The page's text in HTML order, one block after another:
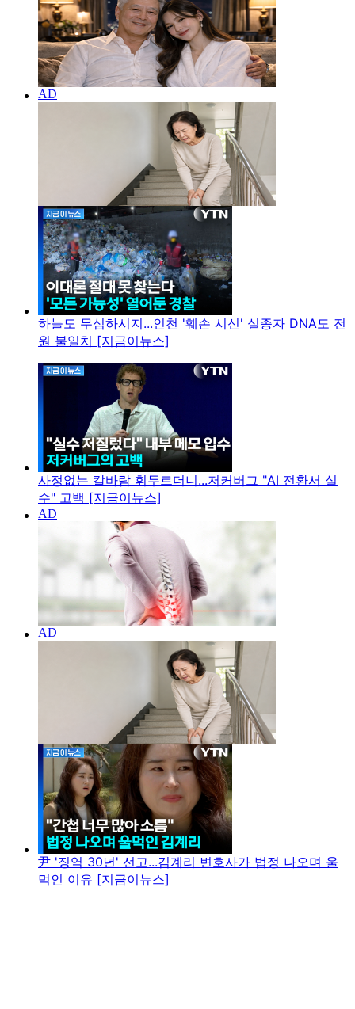
하늘도 무심하시지...인천 '훼손 시신' 실종자 DNA도 전
원 불일치 [지금이뉴스]
사정없는 칼바람 휘두르더니...저커버그 "AI 전환서 실
수" 고백 [지금이뉴스]
尹 '징역 30년' 선고...김계리 변호사가 법정 나오며 울
먹인 이유 [지금이뉴스]